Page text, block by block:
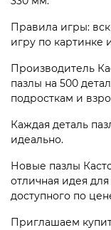
Правила игры:
игру по картинке
Производитель
пазлы на 500
подросткам и
Каждая деталь
идеально.
Новые пазлы
отличная идея
доступного по
Приглашаем